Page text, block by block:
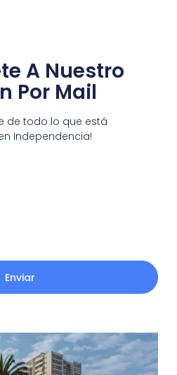
A Nuestro
Por Mail
de todo lo que está
Independencia!
Enviar